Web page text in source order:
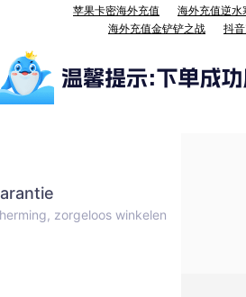
苹果卡密海外充值
海外充值逆水
海外充值金铲铲之战
抖
zorgeloos winkelen